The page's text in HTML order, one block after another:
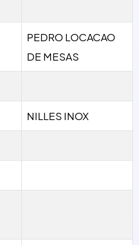
PEDRO LOCACAO
DE MESAS
NILLES INOX